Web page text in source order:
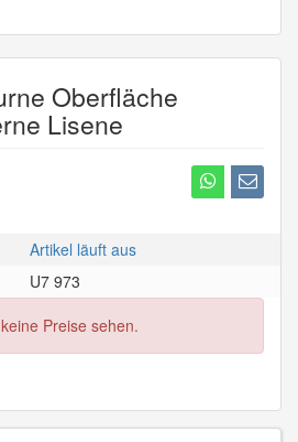
Oberfläche
Lisene
Artikel läuft aus
U7 973
Preise sehen.